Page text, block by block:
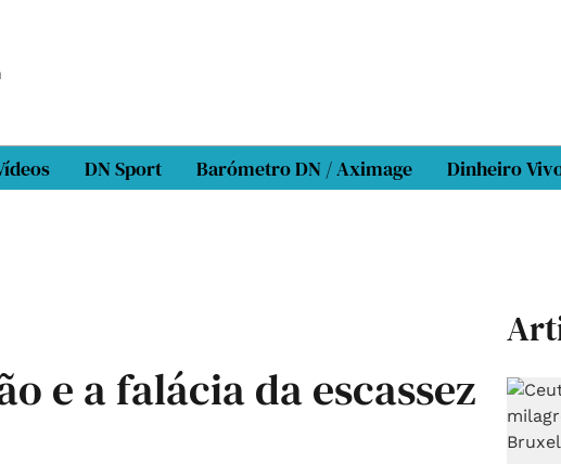
DN Sport Barómetro DN / Aximage Dinheiro
e a falácia da escassez